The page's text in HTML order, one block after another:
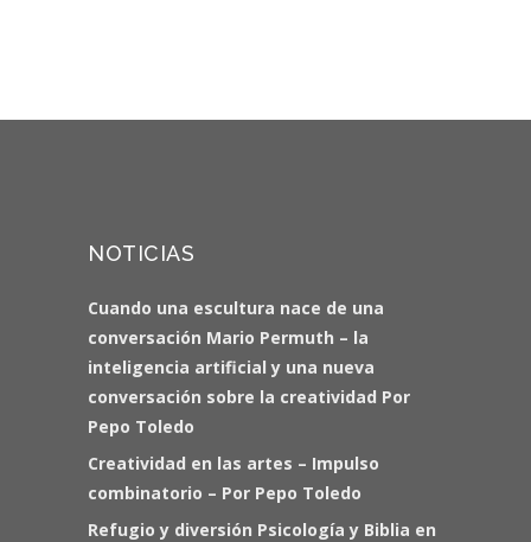
NOTICIAS
Cuando una escultura nace de una
conversación Mario Permuth – la
inteligencia artificial y una nueva
conversación sobre la creatividad Por
Pepo Toledo
Creatividad en las artes – Impulso
combinatorio – Por Pepo Toledo
Refugio y diversión Psicología y Biblia en